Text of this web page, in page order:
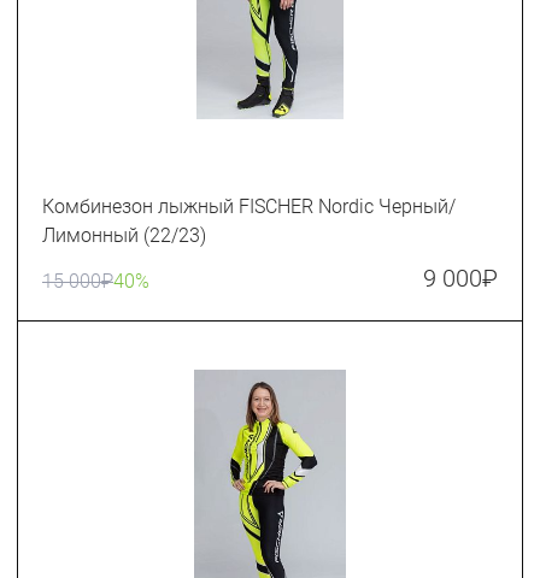
Комбинезон лыжный FISCHER Nordic Черный/
Лимонный (22/23)
15 000₽40% 9 000₽